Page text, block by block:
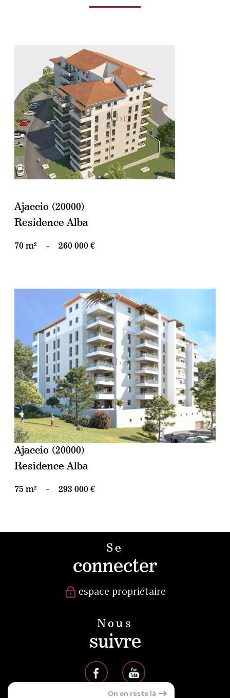
voir le bien
Ajaccio (20000)
Residence Alba
70 m² - 260 000 €
voir le bien
Ajaccio (20000)
Residence Alba
75 m² - 293 000 €
Se
connecter
espace propriétaire
Nous
suivre
On en reste là